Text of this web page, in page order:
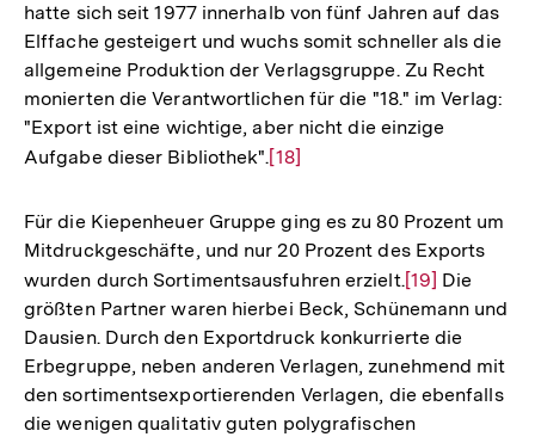
Auflösung
der
Fußnote
hatte sich seit 1977 innerhalb von fünf Jahren auf das
Elffache gesteigert und wuchs somit schneller als die
allgemeine Produktion der Verlagsgruppe. Zu Recht
monierten die Verantwortlichen für die "18." im Verlag:
"Export ist eine wichtige, aber nicht die einzige
Aufgabe dieser Bibliothek".Zur
der
Fußnote
[18]
Für die Kiepenheuer Gruppe ging es zu 80 Prozent um
Mitdruckgeschäfte, und nur 20 Prozent des Exports
wurden durch Sortimentsausfuhren erzielt.Zur
Auflösung
der
Fußnote
[19] Die
größten Partner waren hierbei Beck, Schünemann und
Dausien. Durch den Exportdruck konkurrierte die
Erbegruppe, neben anderen Verlagen, zunehmend mit
den sortimentsexportierenden Verlagen, die ebenfalls
die wenigen qualitativ guten polygrafischen